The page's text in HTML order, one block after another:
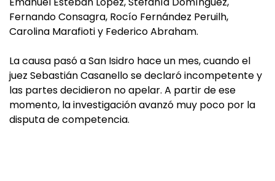
Fernando Consagra, Rocío Fernández Peruilh,
Carolina Marafioti y Federico Abraham.
La causa pasó a San Isidro hace un mes, cuando el
juez Sebastián Casanello se declaró incompetente y
las partes decidieron no apelar. A partir de ese
momento, la investigación avanzó muy poco por la
disputa de competencia.